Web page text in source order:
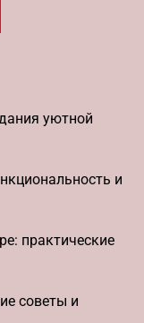
уютной
и
практические
советы и